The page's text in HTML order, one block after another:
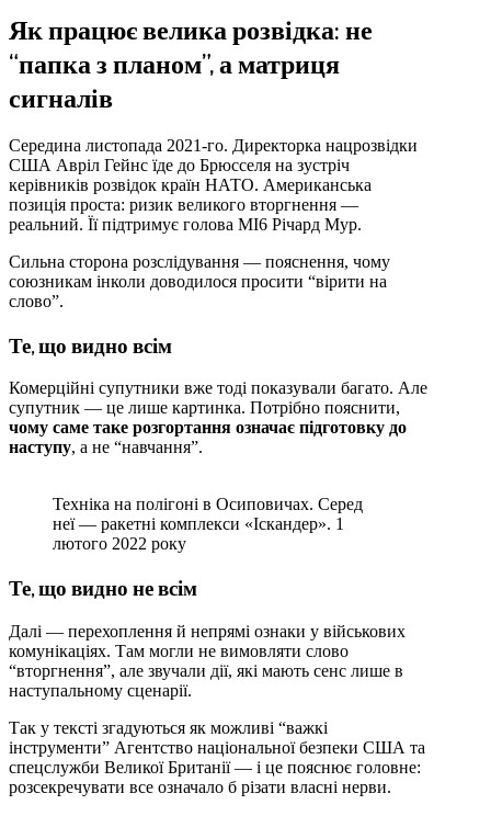
Як працює велика розвідка: не
“папка з планом”, а матриця
сигналів
Середина листопада 2021-го. Директорка нацрозвідки
США Авріл Гейнс їде до Брюсселя на зустріч
керівників розвідок країн НАТО. Американська
позиція проста: ризик великого вторгнення —
реальний. Її підтримує голова MI6 Річард Мур.
Сильна сторона розслідування — пояснення, чому
союзникам інколи доводилося просити “вірити на
слово”.
Те, що видно всім
Комерційні супутники вже тоді показували багато. Але
супутник — це лише картинка. Потрібно пояснити,
чому саме таке розгортання означає підготовку до
наступу, а не “навчання”.
Техніка на полігоні в Осиповичах. Серед
неї — ракетні комплекси «Іскандер». 1
лютого 2022 року
Те, що видно не всім
Далі — перехоплення й непрямі ознаки у військових
комунікаціях. Там могли не вимовляти слово
“вторгнення”, але звучали дії, які мають сенс лише в
наступальному сценарії.
Так у тексті згадуються як можливі “важкі
інструменти” Агентство національної безпеки США та
спецслужби Великої Британії — і це пояснює головне:
розсекречувати все означало б різати власні нерви.